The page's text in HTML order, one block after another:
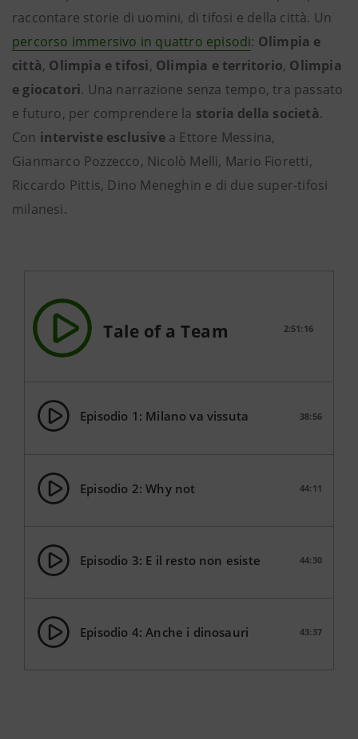
raccontare storie di uomini, di tifosi e della città. Un
percorso immersivo in quattro episodi: Olimpia e
città, Olimpia e tifosi, Olimpia e territorio, Olimpia
e giocatori. Una narrazione senza tempo, tra passato
e futuro, per comprendere la storia della società.
Con interviste esclusivea Ettore Messina,
Gianmarco Pozzecco, Nicolò Melli, Mario Fioretti,
Riccardo Pittis, Dino Meneghin e di due super-tifosi
milanesi.
Tale of a Team 2:51:16
Episodio 1: Milano va vissuta 38:56
Episodio 2: Why not 44:11
Episodio 3: E il resto non esiste 44:30
Episodio 4: Anche i dinosauri 43:37